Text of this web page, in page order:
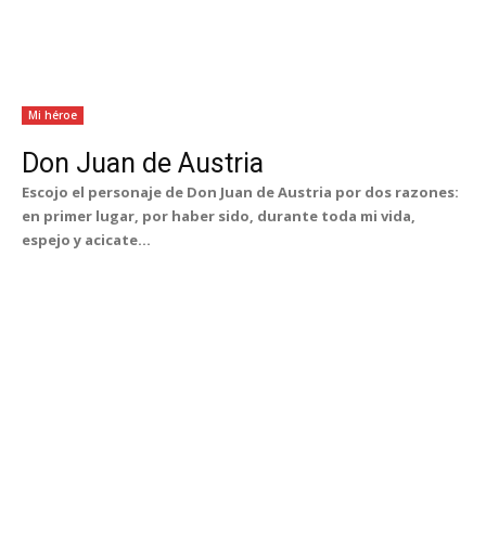
Mi héroe
Don Juan de Austria
Escojo el personaje de Don Juan de Austria por dos razones:
en primer lugar, por haber sido, durante toda mi vida,
espejo y acicate...